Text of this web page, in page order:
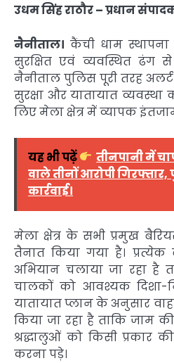
उधम सिंह राठौर – प्रधान
नैनीताल। कैंची धाम
सुरक्षित एवं व्यवस्थित
नैनीताल पुलिस पूरी तरह
सुरक्षा और यातायात
लिए मेला क्षेत्र में व्यापक
यह भी पढ़ें
तीनपानी में
वाले तीनों आरोपी गिरफ्तार,
कार्रवाई।
मेला क्षेत्र के सभी प्रमुख
तैनात किया गया है।
अभियान चलाया जा रहा है
चालकों को आवश्यक दिशा-
यातायात प्लान के अनुसार
किया जा रहा है ताकि जाम
श्रद्धालुओं को किसी प्रकार
करना पड़े।